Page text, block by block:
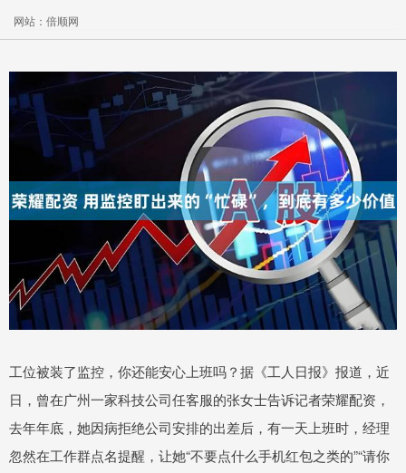
网站：倍顺网
工位被装了监控，你还能安心上班吗？据《工人日报》报道，近
日，曾在广州一家科技公司任客服的张女士告诉记者荣耀配资，
去年年底，她因病拒绝公司安排的出差后，有一天上班时，经理
忽然在工作群点名提醒，让她“不要点什么手机红包之类的”“请你